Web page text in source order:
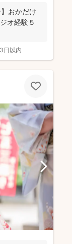
おかだけ
オ経験５
3日以内